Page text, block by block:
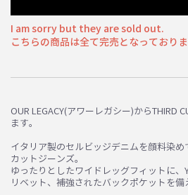
I am sorry but they are sold out.
こちらの商品は全て完売となっておりま
OUR LEGACY(アワーレガシー)からTHIRD
ます。
イタリア製のセルビッジデニムを顔料染
カットジーンズ。
ゆったりとしたワイドレッグフィットに
リベット、補強されたバックポケットを備